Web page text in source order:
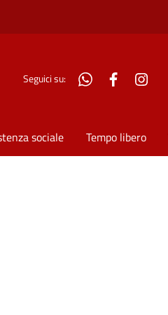
Seguici su: WhatsAppFacebook
sociale Tempo libero